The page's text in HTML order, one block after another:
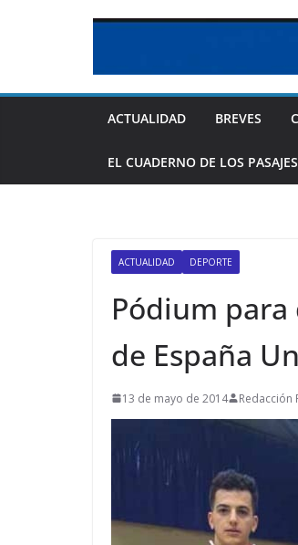
ACTUALIDAD BREVES
EL CUADERNO DE LOS PASAJES
ACTUALIDAD DEPORTE
Pódium
de España
13 de mayo de 2014 Redacción